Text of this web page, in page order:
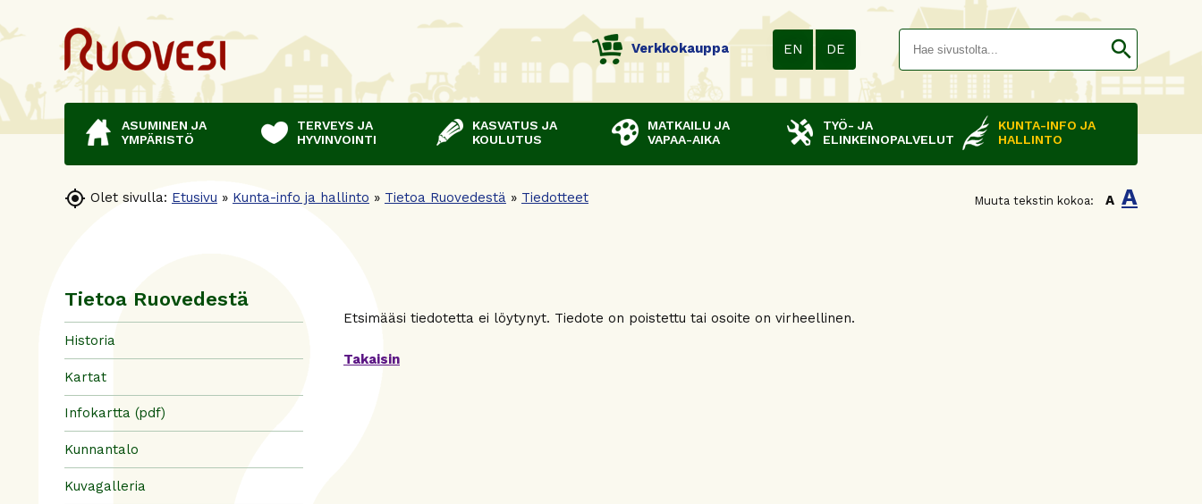
Verkkokauppa EN DE search
ASUMINEN JA
YMPÄRISTÖ
TERVEYS JA
HYVINVOINTI
KASVATUS JA
KOULUTUS
MATKAILU JA
VAPAA-AIKA
TYÖ- JA
ELINKEINOPALVELUT
KUNTA-INFO JA
HALLINTO
 Olet sivulla: Etusivu » Kunta-info ja hallinto » Tietoa Ruovedestä » Tiedotteet Muuta tekstin kokoa: A A
Tietoa Ruovedestä
Historia
Kartat
Infokartta (pdf)
Kunnantalo
Kuvagalleria
Etsimääsi tiedotetta ei löytynyt. Tiedote on poistettu tai osoite on virheellinen.
Takaisin